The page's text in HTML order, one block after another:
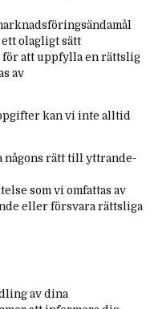
olagligt sätt
för att uppfylla en rättslig
av
kan vi inte alltid
någons rätt till yttrande-
som vi omfattas av
eller försvara rättsliga
av dina